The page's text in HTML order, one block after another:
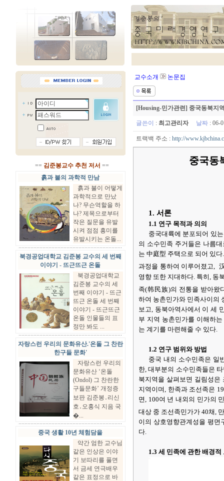
== 김준봉교수 추천 저서 ==
흙과 불의 과학적 만남
흙과 불이 어떻게
과학적으로 만났
나? 무슨역할을 하
나? 제목으로부터
작은 질문을 유발
시켜 점점 흥미를
유발시키는 온돌...
북경공업대학교 김준봉 교수의 세 번째
이야기 - 뜨근뜨근 온돌
북경공업대학교
김준봉 교수의 세
번째 이야기 - 뜨근
뜨근 온돌 세 번째
이야기 - 뜨근뜨근
온돌 인물들의 표
정만 봐도 ...
자랑스런 우리의 문화유산.'온돌 그 찬란
한구들 문화'
자랑스런 우리의
문화유산 ‘온돌
(Ondol) 그 찬란한
구들문화’ 개정증
보판 김준봉․리신
호․오홍식 지음 국
�...
중국 생활 10년 체험담을
약간 엄한 교수님
같은 인상은 이야
기 보따리를 풀면
서 금세 연극배우
같은 표정으로 바
교수소개 논문집
[Housing-민가관련] 중국동북지
글쓴이 : 최고관리자 날짜 :
트랙백 주소 : http://
중국동
1. 서론
1.1 연구 목적과 의의
중국대륙에 분포되어 있
의 소수민족 주거들은 나름
는 中庭型 주택으로 되어 있
과정을 통하여 이루어졌고,
영향 또한 지대하다. 특히, 동
족(韩民族)의 전통을 받아왔
하여 농촌민가와 민족사이의
보고, 동북아역사에서 이 세
부 지역 농촌민가를 이해하
는 계기를 마련해줄 수 있다.
1.2 연구 범위와 방법
중국 내의 소수민족은 일
한, 대부분의 소수민족들은
북지역을 살펴보면 길림성은
지역이며, 한족과 조선족은
면, 100여 년 내외의 민가의
대상 중 조선족민가가 40채,
이의 상호영향관계성을 평면
다.
1.3 세 민족에 관한 배경적